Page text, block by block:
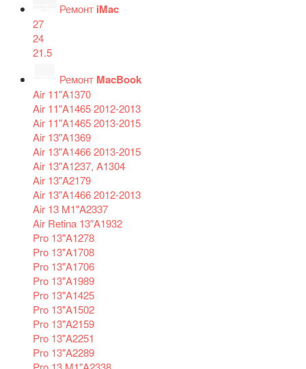
Ремонт iMac
27
24
21.5
Ремонт MacBook
Air 11"A1370
Air 11"A1465 2012-2013
Air 11"A1465 2013-2015
Air 13"A1369
Air 13"A1466 2013-2015
Air 13"A1237, A1304
Air 13"A2179
Air 13"A1466 2012-2013
Air 13 M1"A2337
Air Retina 13″A1932
Pro 13"A1278
Pro 13"A1708
Pro 13"A1706
Pro 13"A1989
Pro 13"A1425
Pro 13"A1502
Pro 13"A2159
Pro 13"A2251
Pro 13"A2289